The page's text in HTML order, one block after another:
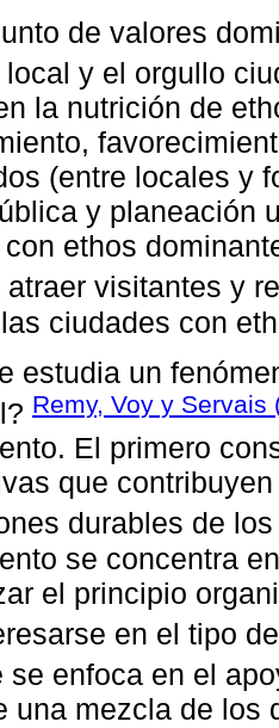
de valores
local y el orgullo
la nutrición de
(entre locales y
y planeación
ethos
visitantes y
ciudades con
estudia un
Remy, Voy y Servais
El primero
que
durables de los
se concentra
el principio
en el tipo
se enfoca en el
una mezcla de los